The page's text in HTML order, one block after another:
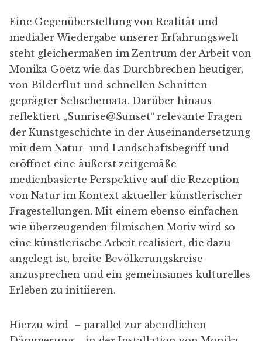
Eine Gegenüberstellung von Realität und
medialer Wiedergabe unserer Erfahrungswelt
steht gleichermaßen im Zentrum der Arbeit von
Monika Goetz wie das Durchbrechen heutiger,
von Bilderflut und schnellen Schnitten
geprägter Sehschemata. Darüber hinaus
reflektiert „Sunrise@Sunset“ relevante Fragen
der Kunstgeschichte in der Auseinandersetzung
mit dem Natur- und Landschaftsbegriff und
eröffnet eine äußerst zeitgemäße
medienbasierte Perspektive auf die Rezeption
von Natur im Kontext aktueller künstlerischer
Fragestellungen. Mit einem ebenso einfachen
wie überzeugenden filmischen Motiv wird so
eine künstlerische Arbeit realisiert, die dazu
angelegt ist, breite Bevölkerungskreise
anzusprechen und ein gemeinsames kulturelles
Erleben zu initiieren.
Hierzu wird – parallel zur abendlichen